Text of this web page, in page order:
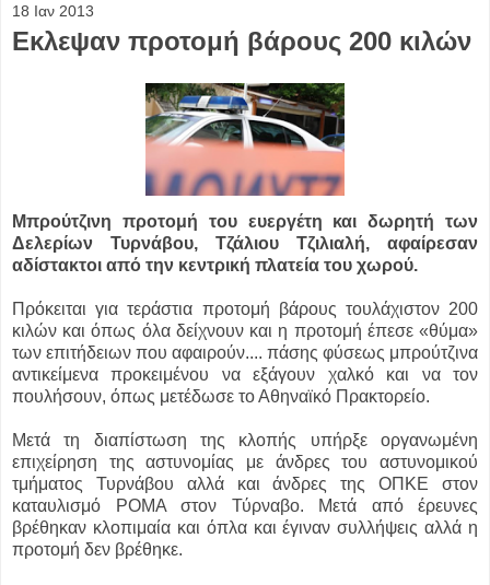
18 Ιαν 2013
Εκλεψαν προτομή βάρους 200 κιλών
Μπρούτζινη προτομή του ευεργέτη και δωρητή των
Δελερίων Τυρνάβου, Τζάλιου Τζιλιαλή, αφαίρεσαν
αδίστακτοι από την κεντρική πλατεία του χωρού.
Πρόκειται για τεράστια προτομή βάρους τουλάχιστον 200
κιλών και όπως όλα δείχνουν και η προτομή έπεσε «θύμα»
των επιτήδειων που αφαιρούν.... πάσης φύσεως μπρούτζινα
αντικείμενα προκειμένου να εξάγουν χαλκό και να τον
πουλήσουν, όπως μετέδωσε το Αθηναϊκό Πρακτορείο.
Μετά τη διαπίστωση της κλοπής υπήρξε οργανωμένη
επιχείρηση της αστυνομίας με άνδρες του αστυνομικού
τμήματος Τυρνάβου αλλά και άνδρες της ΟΠΚΕ στον
καταυλισμό ΡΟΜΑ στον Τύρναβο. Μετά από έρευνες
βρέθηκαν κλοπιμαία και όπλα και έγιναν συλλήψεις αλλά η
προτομή δεν βρέθηκε.